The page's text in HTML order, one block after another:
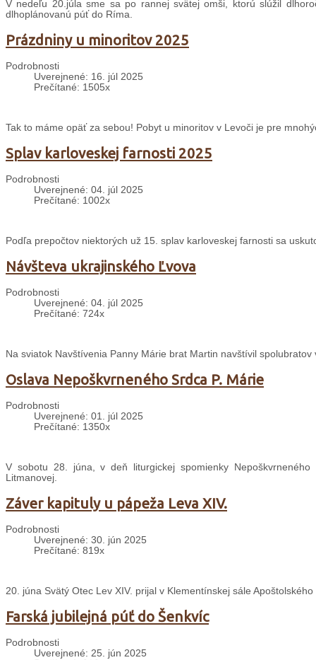
V nedeľu 20.júla sme sa po rannej svätej omši, ktorú slúžil
dlhoplánovanú púť do Ríma.
Prázdniny u minoritov 2025
Podrobnosti
Uverejnené: 16. júl 2025
Prečítané: 1505x
Tak to máme opäť za sebou! Pobyt u minoritov v Levoči je pre
Splav karloveskej farnosti 2025
Podrobnosti
Uverejnené: 04. júl 2025
Prečítané: 1002x
Podľa prepočtov niektorých už 15. splav karloveskej farnosti sa
Návšteva ukrajinského Ľvova
Podrobnosti
Uverejnené: 04. júl 2025
Prečítané: 724x
Na sviatok Navštívenia Panny Márie brat Martin navštívil spolubratov
Oslava Nepoškvrneného Srdca P. Márie
Podrobnosti
Uverejnené: 01. júl 2025
Prečítané: 1350x
V sobotu 28. júna, v deň liturgickej spomienky
Litmanovej.
Záver kapituly u pápeža Leva XIV.
Podrobnosti
Uverejnené: 30. jún 2025
Prečítané: 819x
20. júna Svätý Otec Lev XIV. prijal v Klementínskej sále
Farská jubilejná púť do Šenkvíc
Podrobnosti
Uverejnené: 25. jún 2025